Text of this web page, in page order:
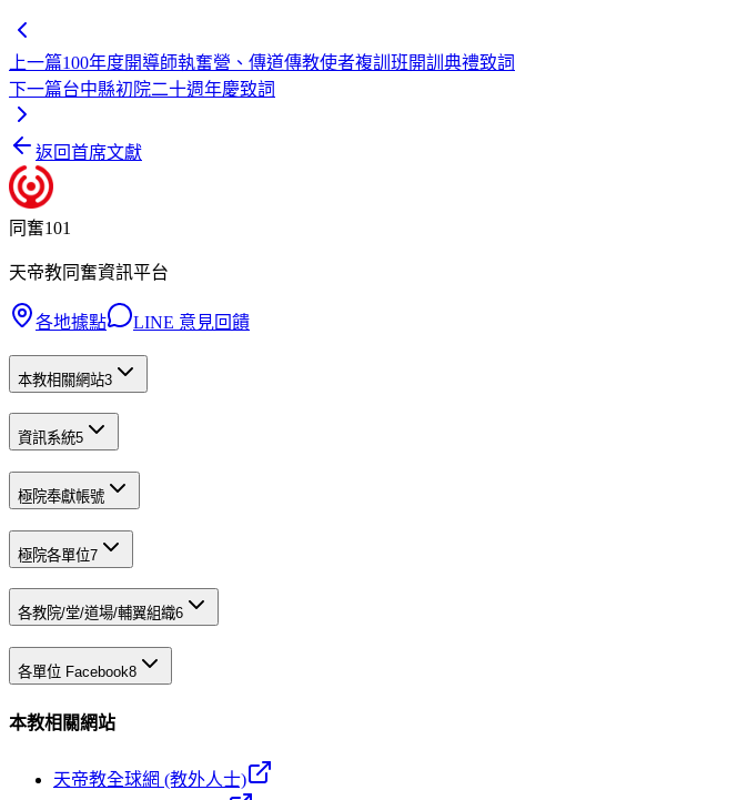
上一篇100年度開導師執奮營、傳道傳教使者複訓班開訓典禮致詞
下一篇台中縣初院二十週年慶致詞
返回首席文獻
同奮101
天帝教同奮資訊平台
各地據點 LINE 意見回饋
本教相關網站3
資訊系統5
極院奉獻帳號
極院各單位7
各教院/堂/道場/輔翼組織6
各單位 Facebook8
本教相關網站
天帝教全球網 (教外人士)